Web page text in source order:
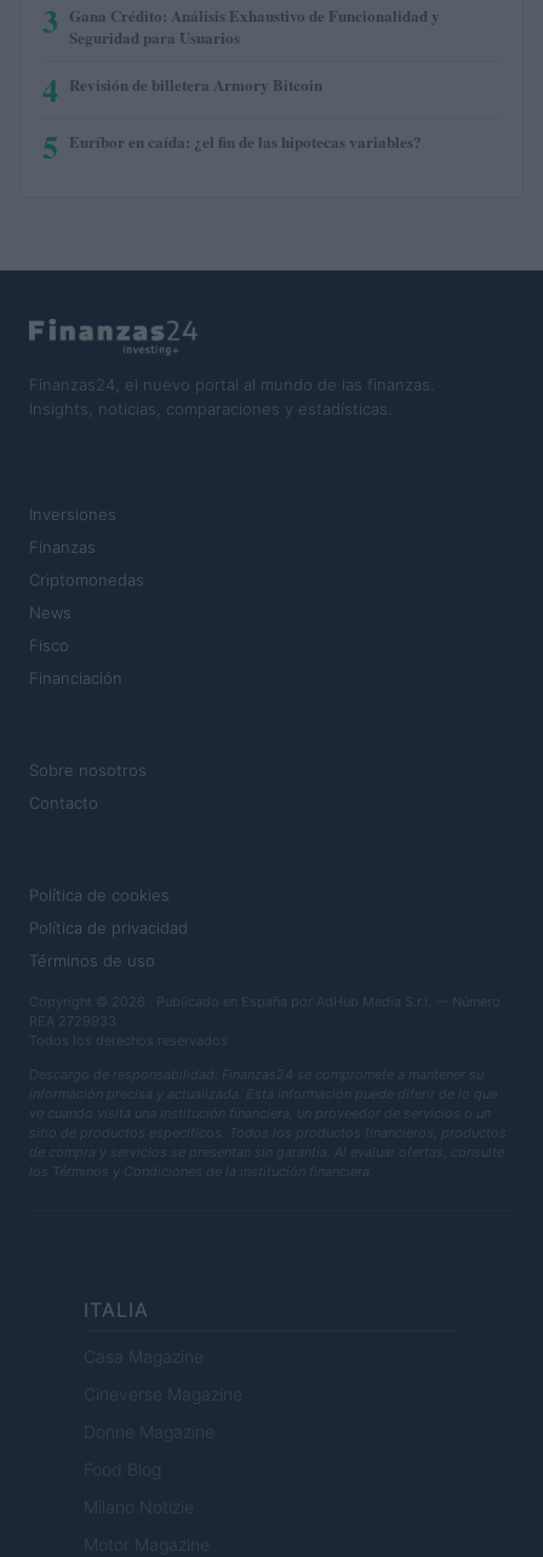
3 Gana Crédito: Análisis Exhaustivo de Funcionalidad y
Seguridad para Usuarios
4 Revisión de billetera Armory Bitcoin
5 Euríbor en caída: ¿el fin de las hipotecas variables?
Finanzas24, el nuevo portal al mundo de las finanzas.
Insights, noticias, comparaciones y estadísticas.
Inversiones
Finanzas
Criptomonedas
News
Fisco
Financiación
Sobre nosotros
Contacto
Política de cookies
Política de privacidad
Términos de uso
Copyright © 2026 · Publicado en España por AdHub Media S.r.l. — Número
REA 2729933
Todos los derechos reservados
Descargo de responsabilidad: Finanzas24 se compromete a mantener su
información precisa y actualizada. Esta información puede diferir de lo que
ve cuando visita una institución financiera, un proveedor de servicios o un
sitio de productos específicos. Todos los productos financieros, productos
de compra y servicios se presentan sin garantía. Al evaluar ofertas, consulte
los Términos y Condiciones de la institución financiera.
ITALIA
Casa Magazine
Cineverse Magazine
Donne Magazine
Food Blog
Milano Notizie
Motor Magazine